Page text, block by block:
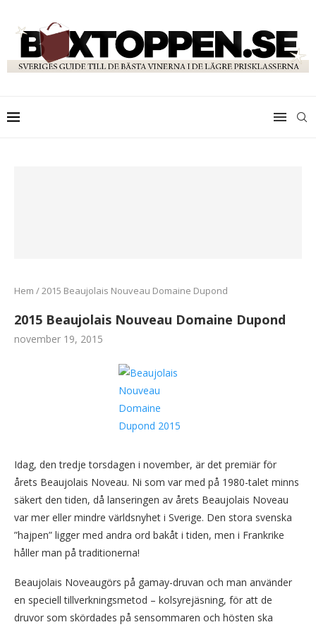
Hem / 2015 Beaujolais Nouveau Domaine Dupond
2015 Beaujolais Nouveau Domaine Dupond
november 19, 2015
Idag, den tredje torsdagen i november, är det premiär för
årets Beaujolais Noveau. Ni som var med på 1980-talet minns
säkert den tiden, då lanseringen av årets Beaujolais Noveau
var mer eller mindre världsnyhet i Sverige. Den stora svenska
”hajpen” ligger med andra ord bakåt i tiden, men i Frankrike
håller man på traditionerna!
Beaujolais Noveaugörs på gamay-druvan och man använder
en speciell tillverkningsmetod – kolsyrejäsning, för att de
druvor som skördades på sensommaren och hösten ska